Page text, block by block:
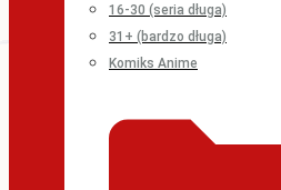
16-30 (seria długa)
31+ (bardzo długa)
Komiks Anime